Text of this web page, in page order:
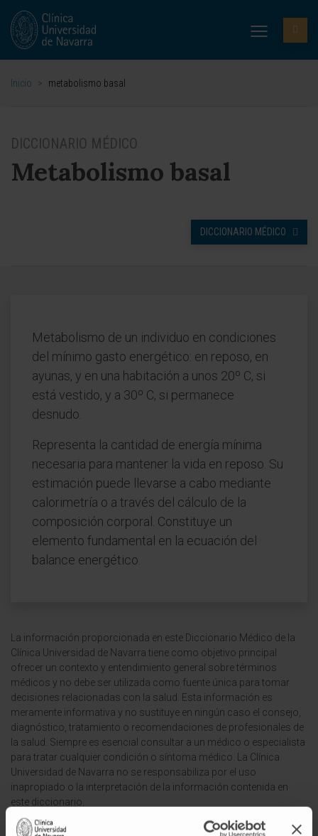
Inicio > metabolismo basal
DICCIONARIO MÉDICO
Metabolismo basal
DICCIONARIO MÉDICO
Metabolismo de un individuo en condiciones
del mínimo gasto energético: en reposo, en
ayunas, y en una habitación a unos 20º C, si
está vestido, y a 30º C, si permanece
desnudo.
Representa la cantidad de energía mínima
necesaria para mantener la vida en reposo. Su
estimación puede llevarse a cabo mediante
calorimetría o a través del cálculo de la
composición corporal. Constituye un
elemento fundamental en la ecuación del
balance energético.
La información proporcionada en este Diccionario Médico de la
Clínica Universidad de Navarra tiene como objetivo principal
ofrecer un contexto y entendimiento general sobre términos
médicos y no debe ser utilizada como fuente única para tomar
decisiones relacionadas con la salud. Esta información es
meramente informativa y no sustituye en ningún caso el consejo,
diagnóstico, tratamiento o recomendaciones de profesionales de
la salud. Siempre es esencial consultar a un médico o especialista
para tratar cualquier condición o síntoma médico. La Clínica
Universidad de Navarra no se responsabiliza por el uso
inapropiado o la interpretación de la información contenida en
este diccionario.
Infografías realizadas con https://BioRender.com